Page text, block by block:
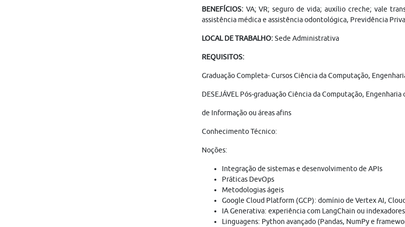
BENEFÍCIOS:VA; VR; seguro de vida; auxílio creche; vale
assistência médica e assistência odontológica, Previdência
LOCAL DE TRABALHO:Sede Administrativa
REQUISITOS:
Graduação Completa- Cursos Ciência da Computação,
DESEJÁVEL Pós-graduação Ciência da Computação,
de Informação ou áreas afins
Conhecimento Técnico:
Noções:
Integração de sistemas e desenvolvimento de APIs
Práticas DevOps
Metodologias ágeis
Google Cloud Platform (GCP): domínio de Vertex AI,
IA Generativa: experiência com LangChain ou
Linguagens: Python avançado (Pandas, NumPy e